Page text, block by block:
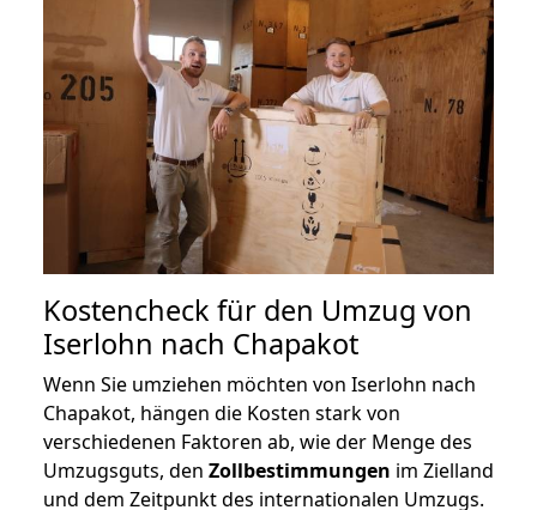
Kostencheck für den Umzug von
Iserlohn nach Chapakot
Wenn Sie umziehen möchten von Iserlohn nach
Chapakot, hängen die Kosten stark von
verschiedenen Faktoren ab, wie der Menge des
Umzugsguts, den Zollbestimmungen im Zielland
und dem Zeitpunkt des internationalen Umzugs.